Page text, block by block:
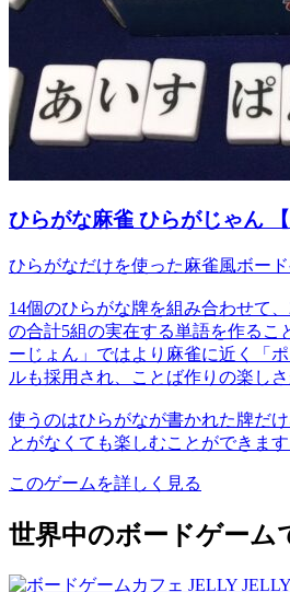
ひらがな麻雀 ひらがじゃん 【
ひらがなだけを使った麻雀風ボード
14個のひらがな牌を組み合わせて
の合計5組の実在する単語を作るこ
ーじょん」ではより麻雀に近く「
ルも採用され、ことば作りの楽し
使うのはひらがなが書かれた牌だ
とがなくても楽しむことができます
このゲームを詳しく見る
世界中のボードゲーム